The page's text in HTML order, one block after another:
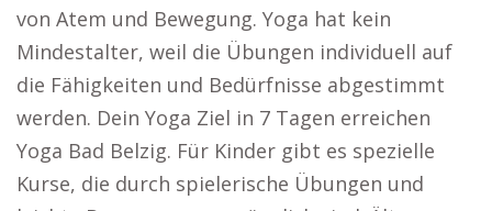
von Atem und Bewegung. Yoga hat kein
Mindestalter, weil die Übungen individuell auf
die Fähigkeiten und Bedürfnisse abgestimmt
werden. Dein Yoga Ziel in 7 Tagen erreichen
Yoga Bad Belzig. Für Kinder gibt es spezielle
Kurse, die durch spielerische Übungen und